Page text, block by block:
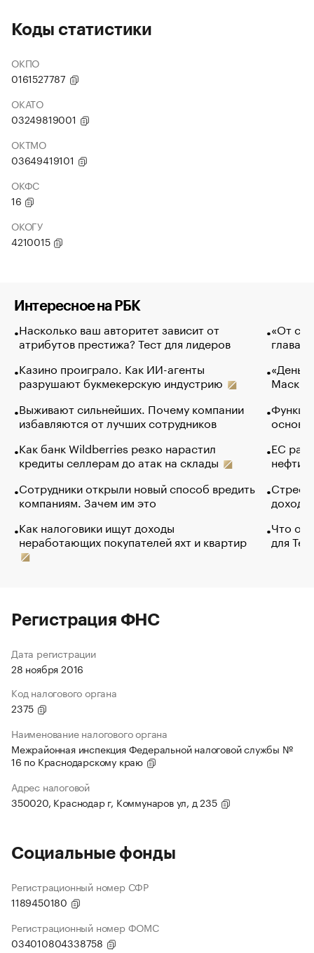
Коды статистики
ОКПО
0161527787
ОКАТО
03249819001
ОКТМО
03649419101
ОКФС
16
ОКОГУ
4210015
Интересное на РБК
Насколько ваш авторитет зависит от
атрибутов престижа? Тест для лидеров
Казино проиграло. Как ИИ-агенты
разрушают букмекерскую индустрию
Выживают сильнейших. Почему компании
избавляются от лучших сотрудников
Как банк Wildberries резко нарастил
кредиты селлерам до атак на склады
Сотрудники открыли новый способ вредить
компаниям. Зачем им это
Как налоговики ищут доходы
неработающих покупателей яхт и квартир
«От
глава
Маск в
основ
ЕС
нефти
Что
для
Регистрация ФНС
Дата регистрации
28 ноября 2016
Код налогового органа
2375
Наименование налогового органа
Межрайонная инспекция Федеральной налоговой службы №
16 по Краснодарскому краю
Адрес налоговой
350020, Краснодар г, Коммунаров ул, д 235
Социальные фонды
Регистрационный номер СФР
1189450180
Регистрационный номер ФОМС
034010804338758